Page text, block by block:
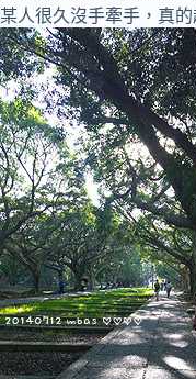
某人很久沒手牽手，真